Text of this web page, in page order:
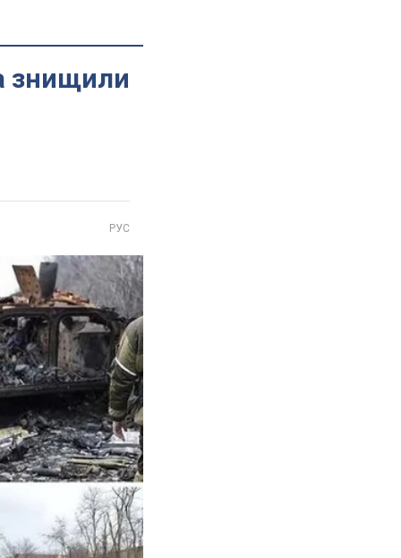
знищили
РУС